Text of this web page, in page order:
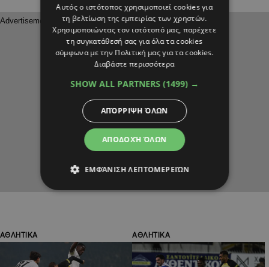
ΑΘΛΗΤΙΚΑ ΑΘΛΗΤΙΚΑ
Αυτός ο ιστότοπος χρησιμοποιεί cookies για
τη βελτίωση της εμπειρίας των χρηστών.
Χρησιμοποιώντας τον ιστότοπό μας, παρέχετε
τη συγκατάθεσή σας για όλα τα cookies
σύμφωνα με την Πολιτική μας για τα cookies.
Διαβάστε περισσότερα
SHOW ALL PARTNERS (1499) →
ΑΠΟΔΟΧΉ ΌΛΩΝ
ΑΠΌΡΡΙΨΗ ΌΛΩΝ
ΕΜΦΆΝΙΣΗ ΛΕΠΤΟΜΕΡΕΙΏΝ